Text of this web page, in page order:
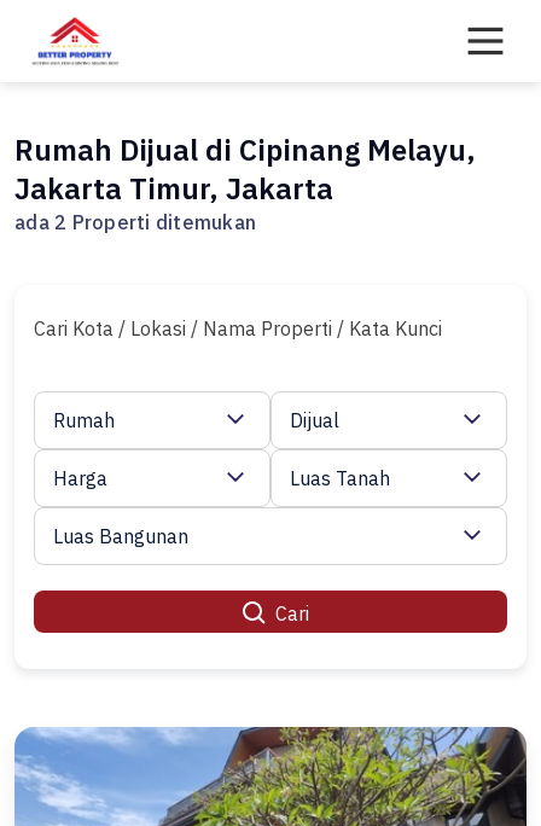
content
Rumah Dijual di Cipinang Melayu,
Jakarta Timur, Jakarta
ada 2 Properti ditemukan
Cari Kota / Lokasi / Nama Properti / Kata Kunci
Cari
Rumah Dijual
Harga Luas Tanah
Luas Bangunan